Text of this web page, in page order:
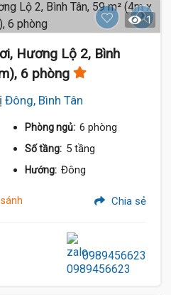
1
Hương Lộ 2, Bình
6 phòng
Đông, Bình Tân
Phòng ngủ: 6 phòng
Số tầng: 5 tầng
Hướng: Đông
Chia sẻ
0989456623